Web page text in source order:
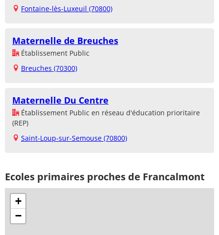
Fontaine-lès-Luxeuil (70800)
Maternelle de Breuches
Établissement Public
Breuches (70300)
Maternelle Du Centre
Établissement Public en réseau d'éducation prioritaire
(REP)
Saint-Loup-sur-Semouse (70800)
Ecoles primaires proches de Francalmont
+
−